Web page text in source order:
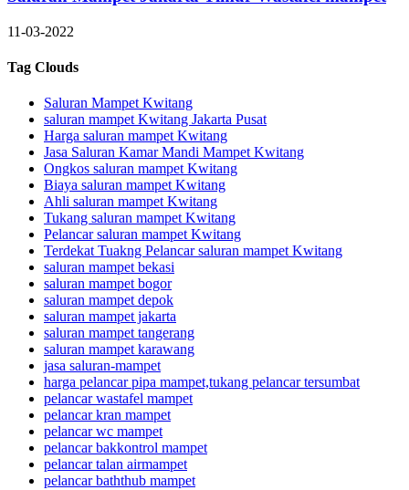
11-03-2022
Tag Clouds
Saluran Mampet Kwitang
saluran mampet Kwitang Jakarta Pusat
Harga saluran mampet Kwitang
Jasa Saluran Kamar Mandi Mampet Kwitang
Ongkos saluran mampet Kwitang
Biaya saluran mampet Kwitang
Ahli saluran mampet Kwitang
Tukang saluran mampet Kwitang
Pelancar saluran mampet Kwitang
Terdekat Tuakng Pelancar saluran mampet Kwitang
saluran mampet bekasi
saluran mampet bogor
saluran mampet depok
saluran mampet jakarta
saluran mampet tangerang
saluran mampet karawang
jasa saluran-mampet
harga pelancar pipa mampet,tukang pelancar tersumbat
pelancar wastafel mampet
pelancar kran mampet
pelancar wc mampet
pelancar bakkontrol mampet
pelancar talan airmampet
pelancar baththub mampet